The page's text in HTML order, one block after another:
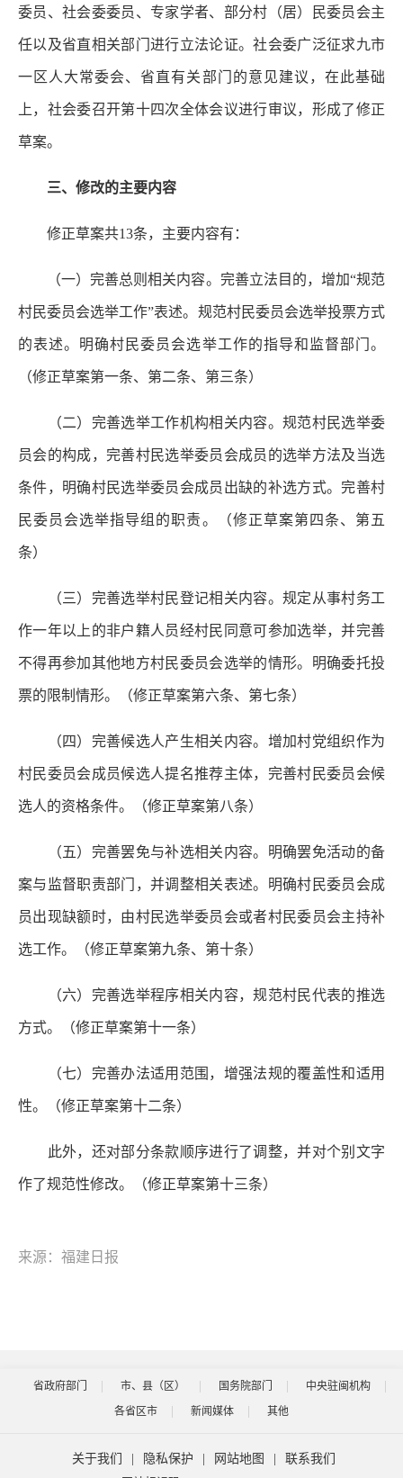
委员、社会委委员、专家学者、部分村（居）民委员会主
任以及省直相关部门进行立法论证。社会委广泛征求九市
一区人大常委会、省直有关部门的意见建议，在此基础
上，社会委召开第十四次全体会议进行审议，形成了修正
草案。
三、修改的主要内容
修正草案共13条，主要内容有：
（一）完善总则相关内容。 完善立法目的，增加“规范
村民委员会选举工作”表述。规范村民委员会选举投票方式
的表述。明确村民委员会选举工作的指导和监督部门。
（修正草案第一条、第二条、第三条）
（二）完善选举工作机构相关内容。 规范村民选举委
员会的构成，完善村民选举委员会成员的选举方法及当选
条件，明确村民选举委员会成员出缺的补选方式。完善村
民委员会选举指导组的职责。（修正草案第四条、第五
条）
（三）完善选举村民登记相关内容。 规定从事村务工
作一年以上的非户籍人员经村民同意可参加选举，并完善
不得再参加其他地方村民委员会选举的情形。明确委托投
票的限制情形。（修正草案第六条、第七条）
（四）完善候选人产生相关内容。 增加村党组织作为
村民委员会成员候选人提名推荐主体，完善村民委员会候
选人的资格条件。（修正草案第八条）
（五）完善罢免与补选相关内容。 明确罢免活动的备
案与监督职责部门，并调整相关表述。明确村民委员会成
员出现缺额时，由村民选举委员会或者村民委员会主持补
选工作。（修正草案第九条、第十条）
（六）完善选举程序相关内容，规范村民代表的推选
方式。 （修正草案第十一条）
（七）完善办法适用范围，增强法规的覆盖性和适用
性。 （修正草案第十二条）
此外，还对部分条款顺序进行了调整，并对个别文字
作了规范性修改。（修正草案第十三条）
来源：福建日报
省政府部门 市、县（区） 国务院部门
中央驻闽机构
各省区市
新闻媒体 其他
关于我们 隐私保护 网站地图
联系我们